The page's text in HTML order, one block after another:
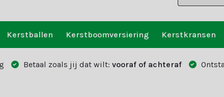
Kerstballen Kerstboomversiering Kerstkransen
Betaal zoals jij dat wilt: vooraf of achteraf